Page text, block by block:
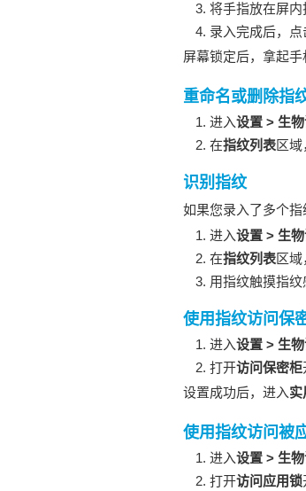
将手指放在屏内
录入完成后，点
屏幕锁定后，拿起手
重命名或删除指
进入设置> 生
在指纹列表区域
识别指纹
如果您录入了多个指
进入设置> 生
在指纹列表区域
用指纹触摸指
使用指纹访问保
进入设置> 生
打开访问保密柜
设置成功后，进入实
使用指纹访问被
进入设置> 生
打开访问应用锁